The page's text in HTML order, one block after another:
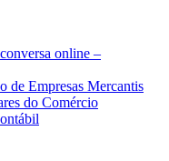
online –
de Empresas Mercantis
do Comércio